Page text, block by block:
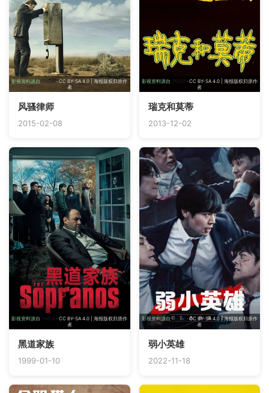
影视资料源自TMDB· CC BY-SA 4.0 | 海报版权归原作
者
风骚律师
2015-02-08
影视资料源自 TMDB· CC BY-SA 4.0 | 海报版权归原作
者
瑞克和莫蒂
2013-12-02
影视资料源自 TMDB · CC BY-SA 4.0 | 海报版权归原作
者
黑道家族
1999-01-10
影视资料源自TMDB · CC BY-SA 4.0 | 海报版权归原作
者
弱小英雄
2022-11-18